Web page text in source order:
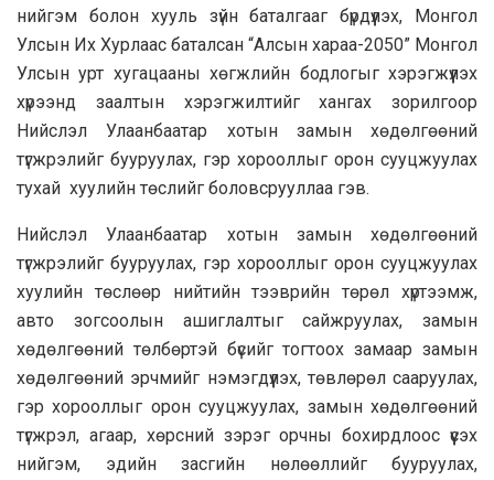
нийгэм болон хууль зүйн баталгааг бүрдүүлэх, Монгол
Улсын Их Хурлаас баталсан “Алсын хараа-2050” Монгол
Улсын урт хугацааны хөгжлийн бодлогыг хэрэгжүүлэх
хүрээнд заалтын хэрэгжилтийг хангах зорилгоор
Нийслэл Улаанбаатар хотын замын хөдөлгөөний
түгжрэлийг бууруулах, гэр хорооллыг орон сууцжуулах
тухай хуулийн төслийг боловсрууллаа гэв.
Нийслэл Улаанбаатар хотын замын хөдөлгөөний
түгжрэлийг бууруулах, гэр хорооллыг орон сууцжуулах
хуулийн төслөөр нийтийн тээврийн төрөл хүртээмж,
авто зогсоолын ашиглалтыг сайжруулах, замын
хөдөлгөөний төлбөртэй бүсийг тогтоох замаар замын
хөдөлгөөний эрчмийг нэмэгдүүлэх, төвлөрөл сааруулах,
гэр хорооллыг орон сууцжуулах, замын хөдөлгөөний
түгжрэл, агаар, хөрсний зэрэг орчны бохирдлоос үүсэх
нийгэм, эдийн засгийн нөлөөллийг бууруулах,